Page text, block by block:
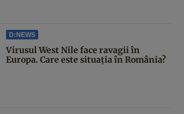
D:NEWS
Virusul West Nile face ravagii în
Europa. Care este situația în România?